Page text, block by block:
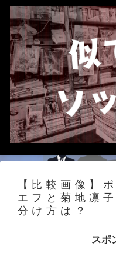
【比較画像】
エフと菊地凛
分け方は？
スポ